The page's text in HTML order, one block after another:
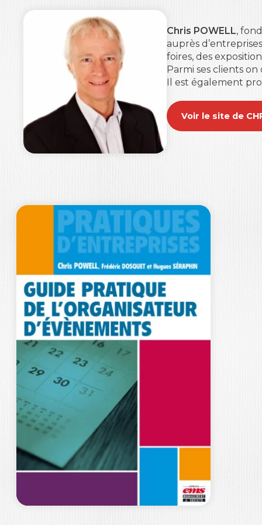
Chris POWELL,
auprès
foires, des
Parmi ses clients
Il est également
Voir le site de